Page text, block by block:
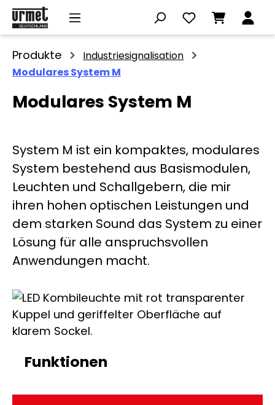
Zum Hauptinhalt springen
Produkte
Industriesignalisation
Modulares System M
Modulares System M
System M ist ein kompaktes, modulares
System bestehend aus Basismodulen,
Leuchten und Schallgebern, die mir
ihren hohen optischen Leistungen und
dem starken Sound das System zu einer
Lösung für alle anspruchsvollen
Anwendungen macht.
Funktionen